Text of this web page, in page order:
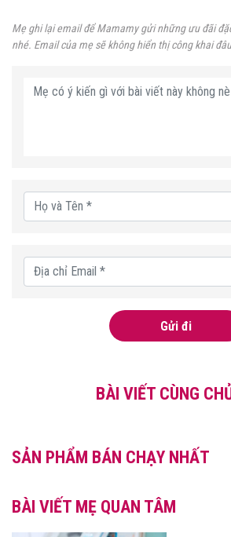
Mẹ ghi lại email để Mamamy gửi những ưu đãi
nhé. Email của mẹ sẽ không hiển thị công khai đâu
Gửi đi
BÀI VIẾT CÙNG
SẢN PHẨM BÁN CHẠY NHẤT
BÀI VIẾT MẸ QUAN TÂM